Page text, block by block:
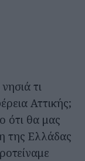
τι
Αττικής;
ότι θα μας
της Ελλάδας